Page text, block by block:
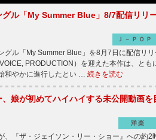
ル「My Summer Blue」8/7配信リリ
Ｊ－ＰＯＰ
グル「My Summer Blue」を8月7日に配信リ
PRODUCTION）を迎えた本作は、とも
和やかに進行したとい … 続きを読む
娘が初めてハイハイする未公開動画を
洋楽
『ザ・ジェイソン・リー・ショー』への約2